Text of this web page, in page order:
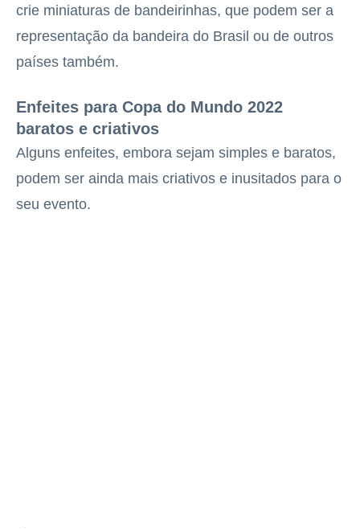
crie miniaturas de bandeirinhas, que podem ser a
representação da bandeira do Brasil ou de outros
países também.
Enfeites para Copa do Mundo 2022
baratos e criativos
Alguns enfeites, embora sejam simples e baratos,
podem ser ainda mais criativos e inusitados para o
seu evento.